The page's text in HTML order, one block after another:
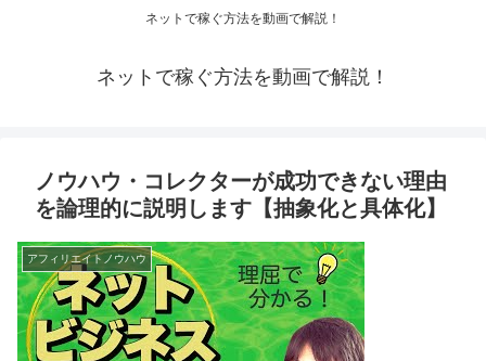
ネットで稼ぐ方法を動画で解説！
ネットで稼ぐ方法を動画で解説！
ノウハウ・コレクターが成功できない理由
を論理的に説明します【抽象化と具体化】
アフィリエイトノウハウ